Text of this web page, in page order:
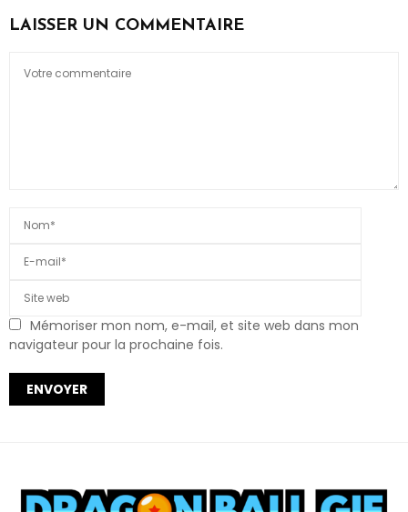
LAISSER UN COMMENTAIRE
Mémoriser mon nom, e-mail, et site web dans mon
navigateur pour la prochaine fois.